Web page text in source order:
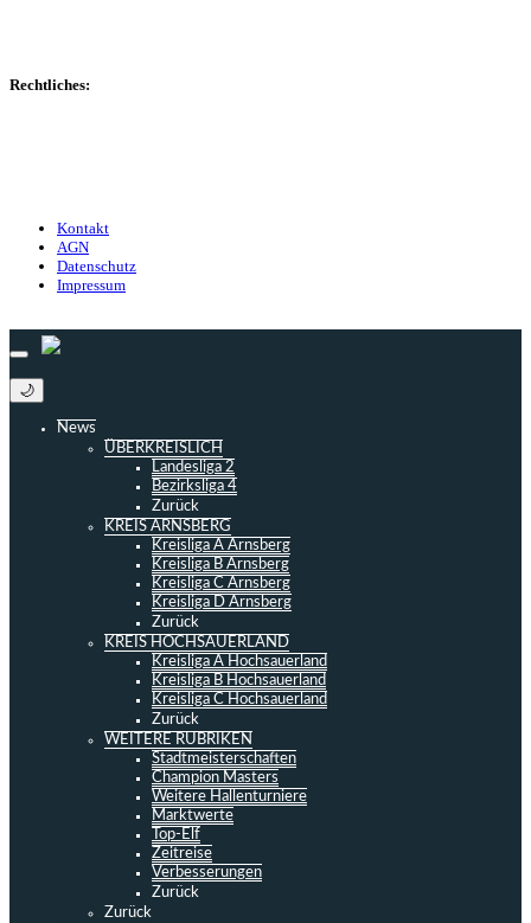
Rechtliches:
Kontakt
AGN
Datenschutz
Impressum
🌙
News
ÜBERKREISLICH
Landesliga 2
Bezirksliga 4
Zurück
KREIS ARNSBERG
Kreisliga A Arnsberg
Kreisliga B Arnsberg
Kreisliga C Arnsberg
Kreisliga D Arnsberg
Zurück
KREIS HOCHSAUERLAND
Kreisliga A Hochsauerland
Kreisliga B Hochsauerland
Kreisliga C Hochsauerland
Zurück
WEITERE RUBRIKEN
Stadtmeisterschaften
Champion Masters
Weitere Hallenturniere
Marktwerte
Top-Elf
Zeitreise
Verbesserungen
Zurück
Zurück